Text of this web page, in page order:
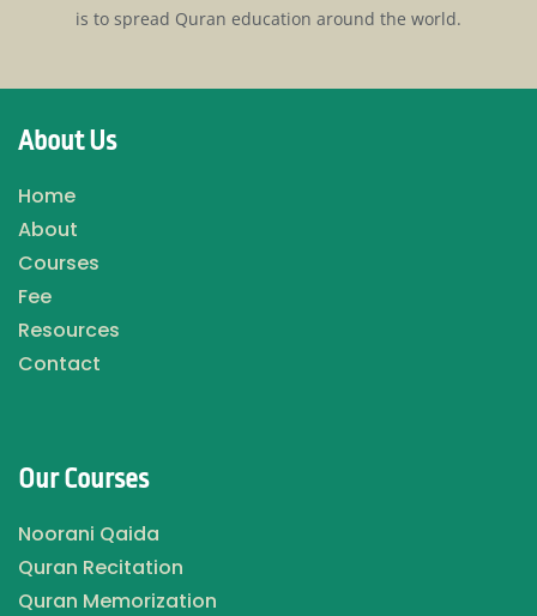
is to spread Quran education around the world.
About Us
Home
About
Courses
Fee
Resources
Contact
Our Courses
Noorani Qaida
Quran Recitation
Quran Memorization